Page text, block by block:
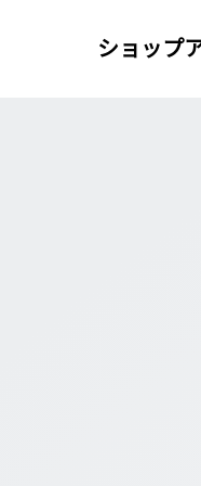
ショップ